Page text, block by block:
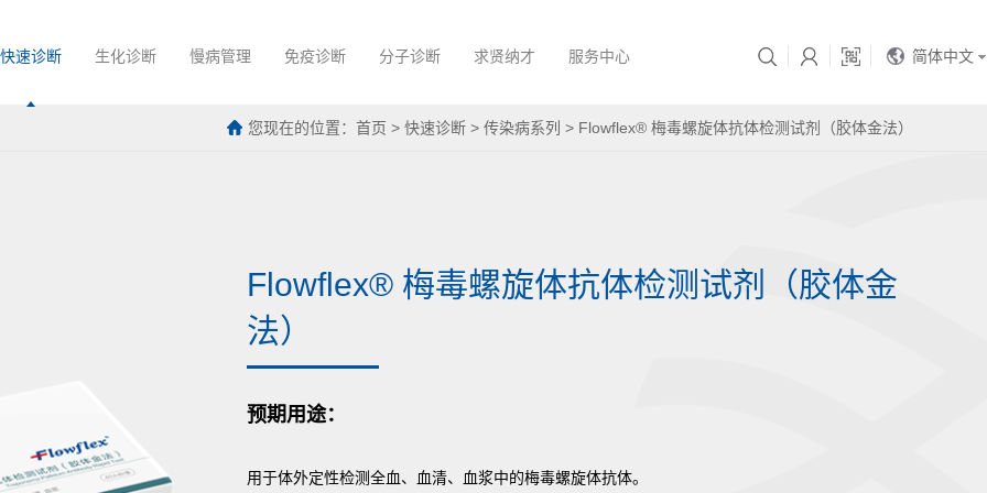
快速诊断 生化诊断 慢病管理 免疫诊断 分子诊断 求贤纳才 服务中心 简体中文
您现在的位置： 首页 > 快速诊断> 传染病系列 > Flowflex® 梅毒螺旋体抗体检测试剂（胶体金法）
Flowflex® 梅毒螺旋体抗体检测试剂（胶体金
法）
预期用途：
用于体外定性检测全血、血清、血浆中的梅毒螺旋体抗体。